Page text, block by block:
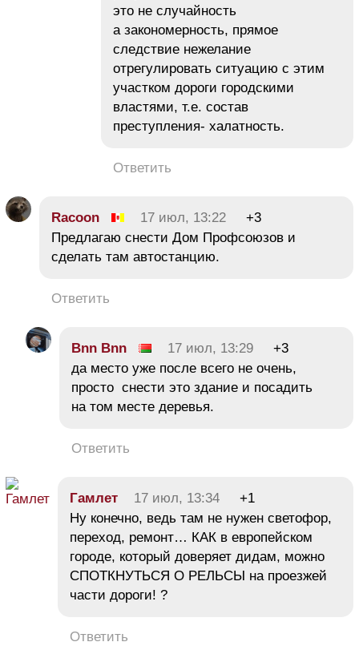
это не случайность
а закономерность, прямое
следствие нежелание
отрегулировать ситуацию с этим
участком дороги городскими
властями, т.е. состав
преступления- халатность.
Ответить
Racoon 17 июл, 13:22
+3
Предлагаю снести Дом Профсоюзов и
сделать там автостанцию.
Ответить
Bnn Bnn 17 июл, 13:29
+3
да место уже после всего не очень,
просто снести это здание и посадить
на том месте деревья.
Ответить
Гамлет 17 июл, 13:34
+1
Ну конечно, ведь там не нужен светофор,
переход, ремонт… КАК в европейском
городе, который доверяет дидам, можно
СПОТКНУТЬСЯ О РЕЛЬСЫ на проезжей
части дороги! ?
Ответить